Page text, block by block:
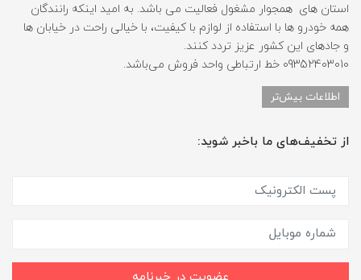
استان های همجوار مشغول فعالیت می باشد. به امید اینکه رانندگان
همه خودرو ها با استفاده از لوازم با کیفیت، با خیالی راحت در خیابان ها
و جادهای این کشور عزیز تردد کنند.
09352403010 خط ارتباطی واحد فروش می‌باشد.
اطلاعات بیش‌تر
از تخفیف‌های ما باخبر شوید: